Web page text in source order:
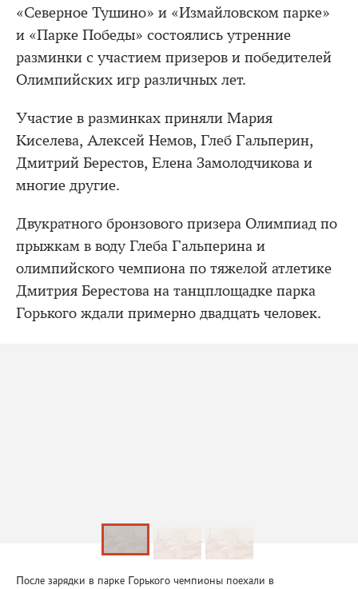
«Северное Тушино» и «Измайловском парке»
и «Парке Победы» состоялись утренние
разминки с участием призеров и победителей
Олимпийских игр различных лет.
Участие в разминках приняли Мария
Киселева, Алексей Немов, Глеб Гальперин,
Дмитрий Берестов, Елена Замолодчикова и
многие другие.
Двукратного бронзового призера Олимпиад по
прыжкам в воду Глеба Гальперина и
олимпийского чемпиона по тяжелой атлетике
Дмитрия Берестова на танцплощадке парка
Горького ждали примерно двадцать человек.
После зарядки в парке Горького чемпионы поехали в